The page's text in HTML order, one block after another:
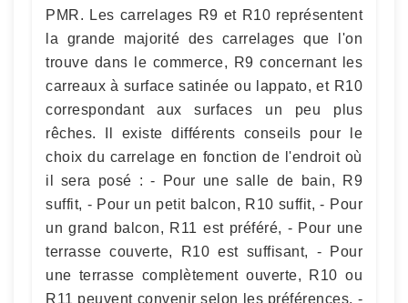
PMR. Les carrelages R9 et R10 représentent
la grande majorité des carrelages que l'on
trouve dans le commerce, R9 concernant les
carreaux à surface satinée ou lappato, et R10
correspondant aux surfaces un peu plus
rêches. Il existe différents conseils pour le
choix du carrelage en fonction de l'endroit où
il sera posé : - Pour une salle de bain, R9
suffit, - Pour un petit balcon, R10 suffit, - Pour
un grand balcon, R11 est préféré, - Pour une
terrasse couverte, R10 est suffisant, - Pour
une terrasse complètement ouverte, R10 ou
R11 peuvent convenir selon les préférences, -